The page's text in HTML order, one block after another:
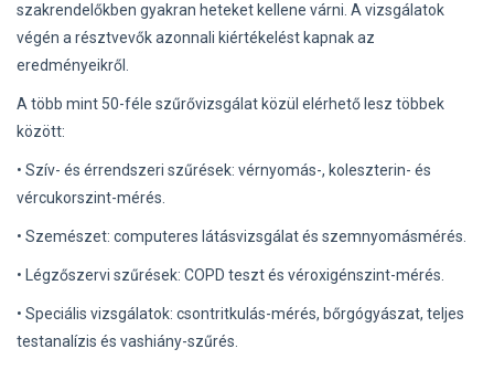
szakrendelőkben gyakran heteket kellene várni. A vizsgálatok
végén a résztvevők azonnali kiértékelést kapnak az
eredményeikről.
A több mint 50-féle szűrővizsgálat közül elérhető lesz többek
között:
• Szív- és érrendszeri szűrések: vérnyomás-, koleszterin- és
vércukorszint-mérés.
• Szemészet: computeres látásvizsgálat és szemnyomásmérés.
• Légzőszervi szűrések: COPD teszt és véroxigénszint-mérés.
• Speciális vizsgálatok: csontritkulás-mérés, bőrgógyászat, teljes
testanalízis és vashiány-szűrés.